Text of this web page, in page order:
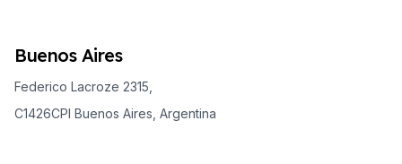
Buenos Aires
Federico Lacroze 2315,
C1426CPI Buenos Aires, Argentina